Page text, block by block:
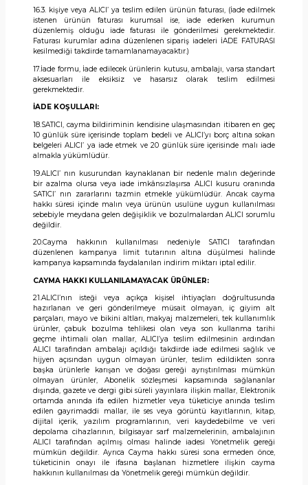
16.3. kişiye veya ALICI’ ya teslim edilen ürünün faturası, (İade edilmek
istenen ürünün faturası kurumsal ise, iade ederken kurumun
düzenlemiş olduğu iade faturası ile gönderilmesi gerekmektedir.
Faturası kurumlar adına düzenlenen sipariş iadeleri İADE FATURASI
kesilmediği takdirde tamamlanamayacaktır.)
17.İade formu, İade edilecek ürünlerin kutusu, ambalajı, varsa standart
aksesuarları ile eksiksiz ve hasarsız olarak teslim edilmesi
gerekmektedir.
İADE KOŞULLARI:
18.SATICI, cayma bildiriminin kendisine ulaşmasından itibaren en geç
10 günlük süre içerisinde toplam bedeli ve ALICI’yı borç altına sokan
belgeleri ALICI’ ya iade etmek ve 20 günlük süre içerisinde malı iade
almakla yükümlüdür.
19.ALICI’ nın kusurundan kaynaklanan bir nedenle malın değerinde
bir azalma olursa veya iade imkânsızlaşırsa ALICI kusuru oranında
SATICI’ nın zararlarını tazmin etmekle yükümlüdür. Ancak cayma
hakkı süresi içinde malın veya ürünün usulüne uygun kullanılması
sebebiyle meydana gelen değişiklik ve bozulmalardan ALICI sorumlu
değildir.
20.Cayma hakkının kullanılması nedeniyle SATICI tarafından
düzenlenen kampanya limit tutarının altına düşülmesi halinde
kampanya kapsamında faydalanılan indirim miktarı iptal edilir.
CAYMA HAKKI KULLANILAMAYACAK ÜRÜNLER:
21.ALICI’nın isteği veya açıkça kişisel ihtiyaçları doğrultusunda
hazırlanan ve geri gönderilmeye müsait olmayan, iç giyim alt
parçaları, mayo ve bikini altları, makyaj malzemeleri, tek kullanımlık
ürünler, çabuk bozulma tehlikesi olan veya son kullanma tarihi
geçme ihtimali olan mallar, ALICI’ya teslim edilmesinin ardından
ALICI tarafından ambalajı açıldığı takdirde iade edilmesi sağlık ve
hijyen açısından uygun olmayan ürünler, teslim edildikten sonra
başka ürünlerle karışan ve doğası gereği ayrıştırılması mümkün
olmayan ürünler, Abonelik sözleşmesi kapsamında sağlananlar
dışında, gazete ve dergi gibi süreli yayınlara ilişkin mallar, Elektronik
ortamda anında ifa edilen hizmetler veya tüketiciye anında teslim
edilen gayrimaddi mallar, ile ses veya görüntü kayıtlarının, kitap,
dijital içerik, yazılım programlarının, veri kaydedebilme ve veri
depolama cihazlarının, bilgisayar sarf malzemelerinin, ambalajının
ALICI tarafından açılmış olması halinde iadesi Yönetmelik gereği
mümkün değildir. Ayrıca Cayma hakkı süresi sona ermeden önce,
tüketicinin onayı ile ifasına başlanan hizmetlere ilişkin cayma
hakkının kullanılması da Yönetmelik gereği mümkün değildir.